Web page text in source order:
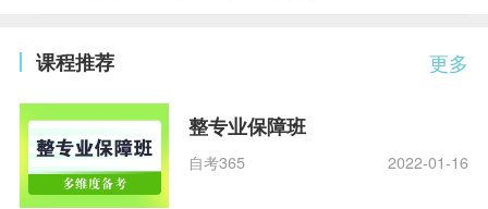
更多
课程推荐
整专业保障班
自考365 2022-01-16